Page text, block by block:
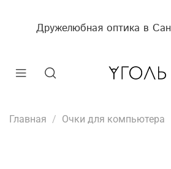
Дружелюбная оптика в
Главная Очки для компьютера